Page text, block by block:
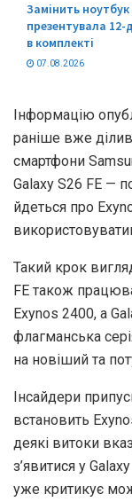
Замінить ноутбук
презентувала
в комплекті
07.08.2026
Інформацію
раніше вже
смартфони
Galaxy S26 FE —
йдеться про
Такий крок
FE також
Exynos 2400, а
флагманська
на новіший та
Інсайдери
встановить
деякі витоки
з’явитися у
уже критикує